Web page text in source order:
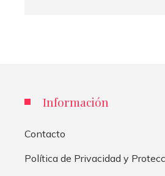
Información
Contacto
Política de Privacidad y